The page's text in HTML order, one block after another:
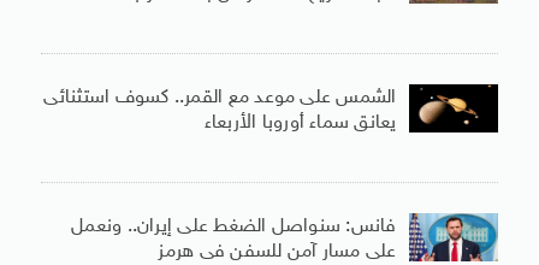
الشمس على موعد مع القمر.. كسوف استثنائى
يعانق سماء أوروبا الأربعاء
فانس: سنواصل الضغط على إيران.. ونعمل
على مسار آمن للسفن فى هرمز